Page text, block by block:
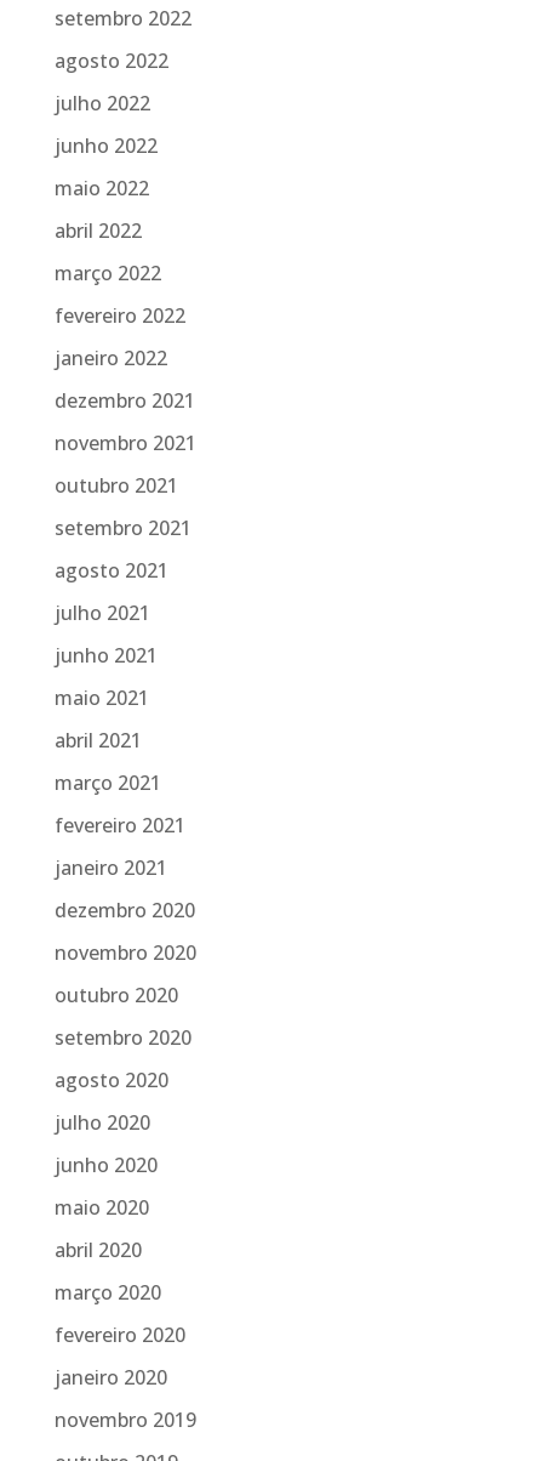
setembro 2022
agosto 2022
julho 2022
junho 2022
maio 2022
abril 2022
março 2022
fevereiro 2022
janeiro 2022
dezembro 2021
novembro 2021
outubro 2021
setembro 2021
agosto 2021
julho 2021
junho 2021
maio 2021
abril 2021
março 2021
fevereiro 2021
janeiro 2021
dezembro 2020
novembro 2020
outubro 2020
setembro 2020
agosto 2020
julho 2020
junho 2020
maio 2020
abril 2020
março 2020
fevereiro 2020
janeiro 2020
novembro 2019